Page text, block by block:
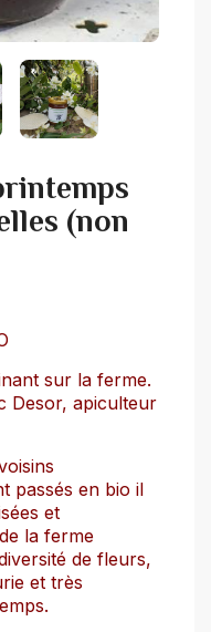
(non
sur la ferme.
Desor, apiculteur
passés en bio il
et
la ferme
de fleurs,
et très